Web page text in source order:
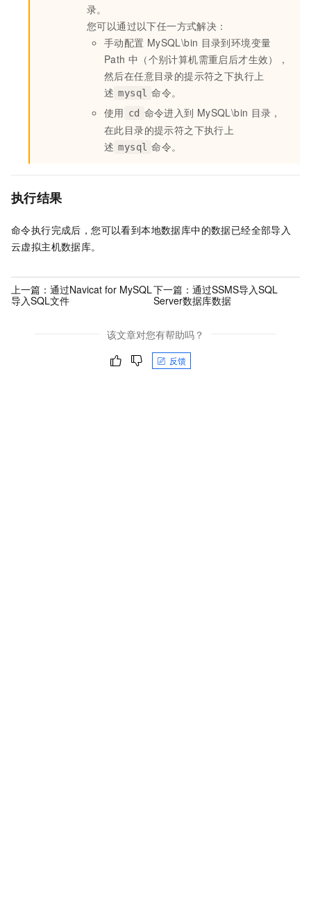
录。
您可以通过以下任一方式解决：
手动配置 MySQL\bin 目录到环境变量
Path 中（个别计算机需重启后才生效），
然后在任意目录的提示符之下执行上
述 mysql 命令。
使用 cd 命令进入到 MySQL\bin 目录，
在此目录的提示符之下执行上
述 mysql 命令。
执行结果
命令执行完成后，您可以看到本地数据库中的数据已经全部导入
云虚拟主机数据库。
上一篇： 通过Navicat for MySQL
导入SQL文件
下一篇：通过SSMS导入SQL
Server数据库数据
该文章对您有帮助吗？
反馈